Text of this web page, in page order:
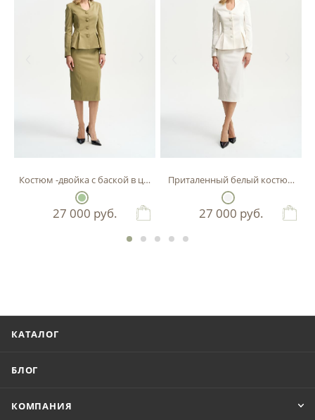
Костюм -двойка с баской в цвете фисташка
27 000 руб.
Приталенный белый костюм-
27 000 руб.
КАТАЛОГ
БЛОГ
КОМПАНИЯ